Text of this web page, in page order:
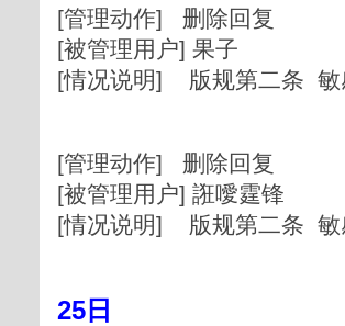
[管理动作] 删除回复
[被管理用户] 果子
[情况说明] 版规第二条 敏
[管理动作] 删除回复
[被管理用户] 誑噯霆锋
[情况说明] 版规第二条 敏
25日